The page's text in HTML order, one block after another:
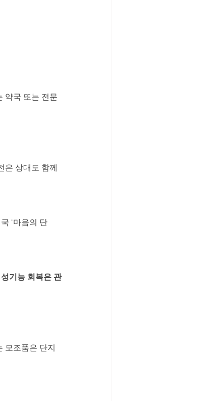
약국 또는 전문
은 상대도 함께
‘마음의 단
기능 회복은 관
모조품은 단지